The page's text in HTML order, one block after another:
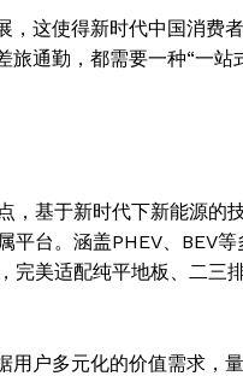
News
，这使得新时代中国消费
旅通勤，都需要一种“一
，基于新时代下新能源
平台。涵盖PHEV、
完美适配纯平地板、二
用户多元化的价值需求